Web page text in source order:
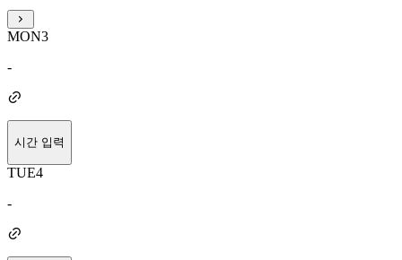
MON3
-
시간 입력
TUE4
-